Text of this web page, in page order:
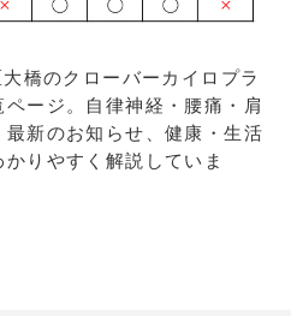
橋のクローバーカイロプラ
ージ。自律神経・腰痛・肩
新のお知らせ、健康・生活
りやすく解説していま